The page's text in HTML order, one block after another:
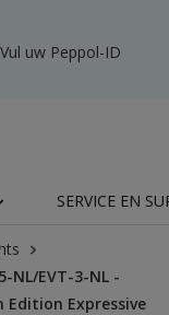
Vul uw Peppol-ID
SERVICE EN
NL/EVT-3-NL -
Expressive